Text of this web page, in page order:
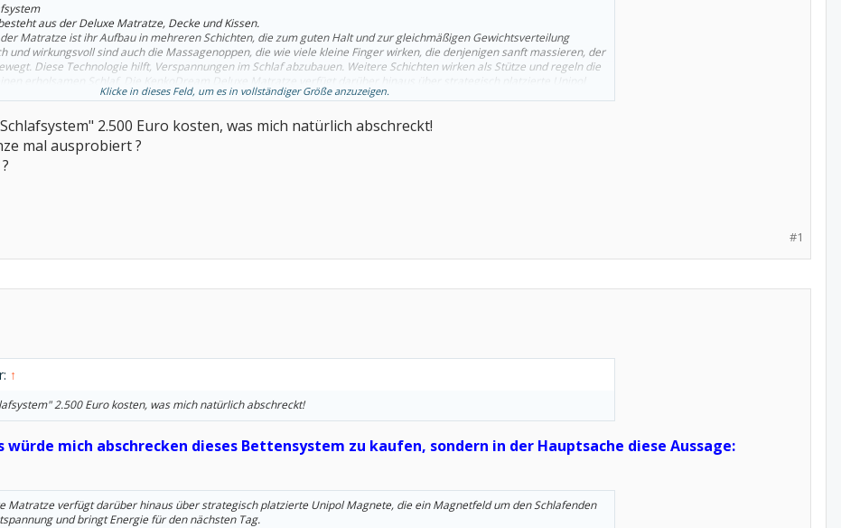
aus der Deluxe Matratze, Decke und Kissen.
Matratze ist ihr Aufbau in mehreren Schichten, die zum guten Halt und zur gleichmäßigen Gewichtsverteilung
und wirkungsvoll sind auch die Massagenoppen, die wie viele kleine Finger wirken, die denjenigen sanft massieren, der
Diese Technologie hilft, Verspannungen im Schlaf abzubauen. Weitere Schichten wirken als Stütze und regeln die
erholsamen Schlaf. Die KenkoDream Deluxe Matratze verfügt darüber hinaus über strategisch platzierte Unipol
um den Schlafenden bilden. Das sorgt für Entspannung und bringt Energie für den nächsten Tag.
Klicke in dieses Feld, um es in vollständiger Größe anzuzeigen.
2.500 Euro kosten, was mich natürlich abschreckt!
mal ausprobiert ?
#1
↑
2.500 Euro kosten, was mich natürlich abschreckt!
würde mich abschrecken dieses Bettensystem zu kaufen, sondern in der Hauptsache diese Aussage:
Matratze verfügt darüber hinaus über strategisch platzierte Unipol Magnete, die ein Magnetfeld um den Schlafenden
und bringt Energie für den nächsten Tag.